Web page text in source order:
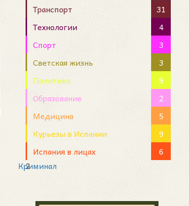
Транспорт
31
Технологии
4
Спорт
3
Светская жизнь
3
Политика
9
Образование
2
Медицина
5
Курьезы в Испании
9
Испания в лицах
6
Криминал
2